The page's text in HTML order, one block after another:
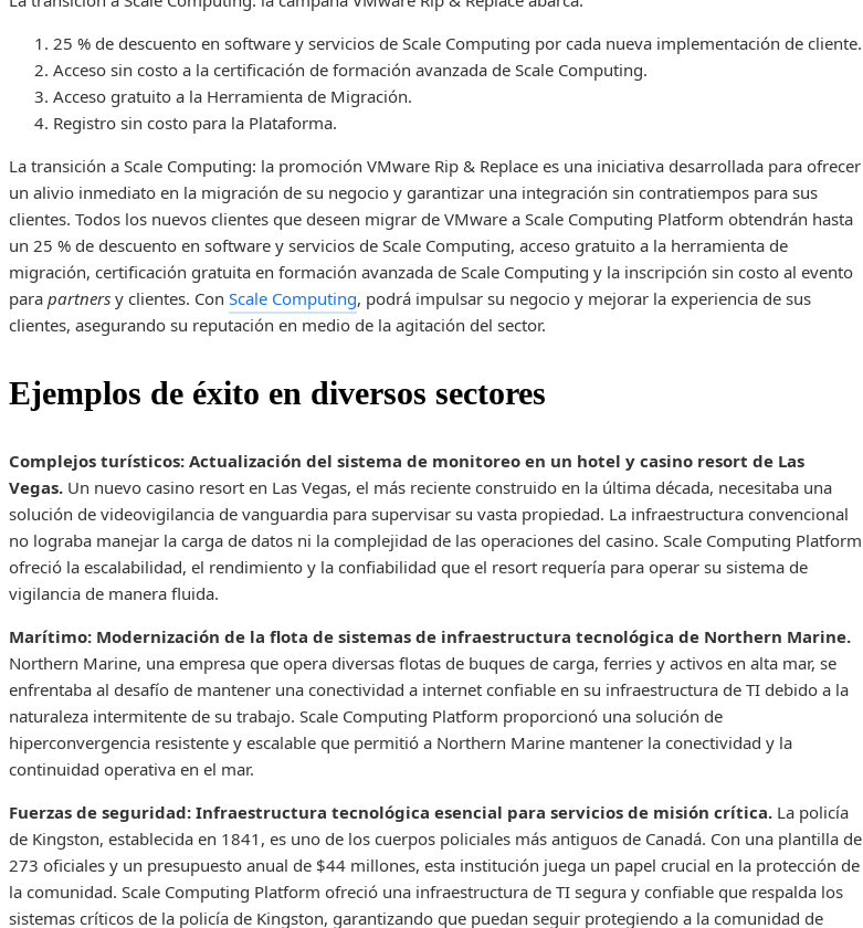
25 % de descuento en software y servicios de Scale Computing por cada nueva implementación de cliente.
Acceso sin costo a la certificación de formación avanzada de Scale Computing.
Acceso gratuito a la Herramienta de Migración.
Registro sin costo para la Plataforma.
La transición a Scale Computing: la promoción VMware Rip & Replace es una iniciativa desarrollada para ofrecer
un alivio inmediato en la migración de su negocio y garantizar una integración sin contratiempos para sus
clientes. Todos los nuevos clientes que deseen migrar de VMware a Scale Computing Platform obtendrán hasta
un 25 % de descuento en software y servicios de Scale Computing, acceso gratuito a la herramienta de
migración, certificación gratuita en formación avanzada de Scale Computing y la inscripción sin costo al evento
para partners y clientes. Con Scale Computing, podrá impulsar su negocio y mejorar la experiencia de sus
clientes, asegurando su reputación en medio de la agitación del sector.
Ejemplos de éxito en diversos sectores
Complejos turísticos: Actualización del sistema de monitoreo en un hotel y casino resort de Las
Vegas. Un nuevo casino resort en Las Vegas, el más reciente construido en la última década, necesitaba una
solución de videovigilancia de vanguardia para supervisar su vasta propiedad. La infraestructura convencional
no lograba manejar la carga de datos ni la complejidad de las operaciones del casino. Scale Computing Platform
ofreció la escalabilidad, el rendimiento y la confiabilidad que el resort requería para operar su sistema de
vigilancia de manera fluida.
Marítimo: Modernización de la flota de sistemas de infraestructura tecnológica de Northern Marine.
Northern Marine, una empresa que opera diversas flotas de buques de carga, ferries y activos en alta mar, se
enfrentaba al desafío de mantener una conectividad a internet confiable en su infraestructura de TI debido a la
naturaleza intermitente de su trabajo. Scale Computing Platform proporcionó una solución de
hiperconvergencia resistente y escalable que permitió a Northern Marine mantener la conectividad y la
continuidad operativa en el mar.
Fuerzas de seguridad: Infraestructura tecnológica esencial para servicios de misión crítica. La policía
de Kingston, establecida en 1841, es uno de los cuerpos policiales más antiguos de Canadá. Con una plantilla de
273 oficiales y un presupuesto anual de $44 millones, esta institución juega un papel crucial en la protección de
la comunidad. Scale Computing Platform ofreció una infraestructura de TI segura y confiable que respalda los
sistemas críticos de la policía de Kingston, garantizando que puedan seguir protegiendo a la comunidad de